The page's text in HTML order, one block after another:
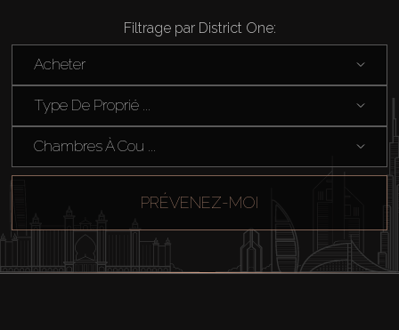
Filtrage par District One:
Acheter
Type De Proprié ...
Chambres À Cou ...
PRÉVENEZ-MOI